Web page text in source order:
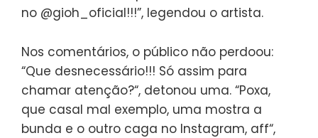
no @gioh_oficial!!!”, legendou o artista.
Nos comentários, o público não perdoou:
“Que desnecessário!!! Só assim para
chamar atenção?“, detonou uma. “Poxa,
que casal mal exemplo, uma mostra a
bunda e o outro caga no Instagram, aff“,